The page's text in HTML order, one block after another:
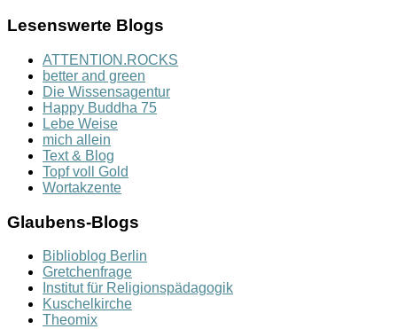
Lesenswerte Blogs
ATTENTION.ROCKS
better and green
Die Wissensagentur
Happy Buddha 75
Lebe Weise
mich allein
Text & Blog
Topf voll Gold
Wortakzente
Glaubens-Blogs
Biblioblog Berlin
Gretchenfrage
Institut für Religionspädagogik
Kuschelkirche
Theomix